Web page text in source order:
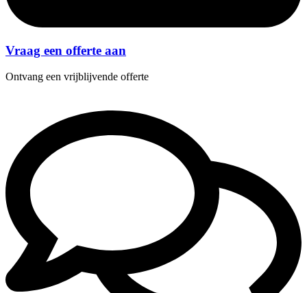
Vraag een offerte aan
Ontvang een vrijblijvende offerte